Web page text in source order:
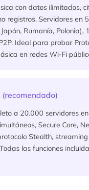
con datos ilimitados,
registros. Servidores en
Rumanía, Polonia),
Ideal para probar
en redes Wi-Fi
(recomendado)
a 20.000 servidores
Secure Core,
Stealth,
las funciones